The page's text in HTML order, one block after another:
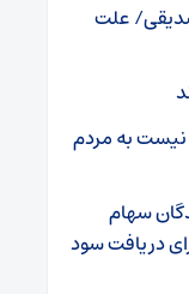
صدیقی/ علت
به مردم
سهام
نام برای دریافت سود